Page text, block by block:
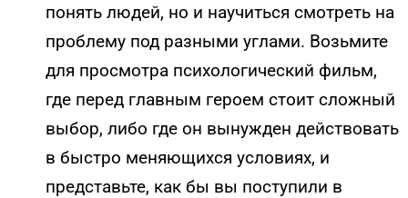
понять людей, но и научиться смотреть на
проблему под разными углами. Возьмите
для просмотра психологический фильм,
где перед главным героем стоит сложный
выбор, либо где он вынужден действовать
в быстро меняющихся условиях, и
представьте, как бы вы поступили в